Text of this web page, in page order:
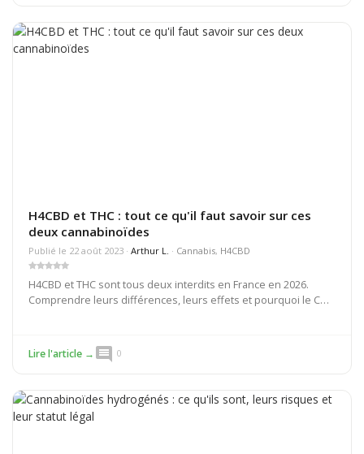
H4CBD et THC : tout ce qu'il faut savoir sur ces
deux cannabinoïdes
Publié le 22 août 2023 ·Arthur L. · Cannabis, H4CBD
H4CBD et THC sont tous deux interdits en France en 2026.
Comprendre leurs différences, leurs effets et pourquoi le CBD
Lire l'article → comment 0